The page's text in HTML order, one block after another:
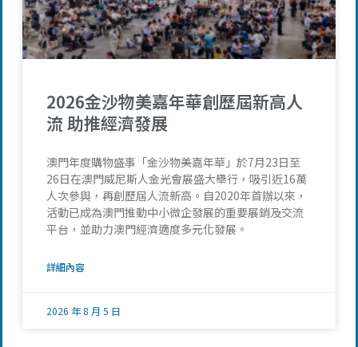
2026金沙物美嘉年華創歷屆新高人
流 助推經濟發展
澳門年度購物盛事「金沙物美嘉年華」於7月23日至
26日在澳門威尼斯人金光會展盛大舉行，吸引近16萬
人次參與，再創歷屆人流新高。自2020年首辦以來，
活動已成為澳門推動中小微企發展的重要展銷及交流
平台，並助力澳門經濟適度多元化發展。
詳細內容
2026 年 8 月 5 日